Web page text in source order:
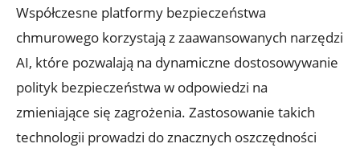
Współczesne platformy bezpieczeństwa
chmurowego korzystają ⁤z‍ zaawansowanych narzędzi
AI, które pozwalają​ na dynamiczne dostosowywanie​
polityk bezpieczeństwa w odpowiedzi na ​
zmieniające się zagrożenia. Zastosowanie takich
technologii prowadzi do znacznych oszczędności